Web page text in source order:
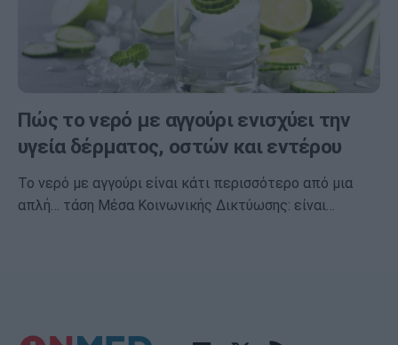
Πώς το νερό με αγγούρι ενισχύει την
υγεία δέρματος, οστών και εντέρου
Το νερό με αγγούρι είναι κάτι περισσότερο από μια
απλή… τάση Μέσα Κοινωνικής Δικτύωσης: είναι…